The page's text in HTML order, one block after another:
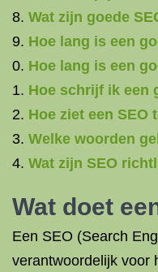
Wat zijn goede
Hoe lang is een
Hoe lang is een
Hoe schrijf ik een
Hoe ziet een SEO
Welke woorden
Wat zijn SEO
Wat doet
Een SEO (Search
verantwoordelijk voor